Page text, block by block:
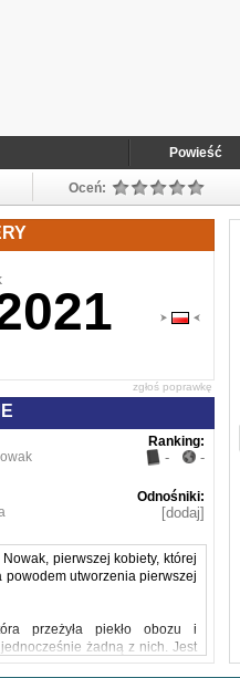
Powieść
Oceń:
zgłoś poprawkę
Ranking:
- -
Odnośniki:
[dodaj]
pierwszej kobiety, której
powodem utworzenia pierwszej
przeżyła piekło obozu i
żadną z nich. Jest
kilku kluczowych faktów z